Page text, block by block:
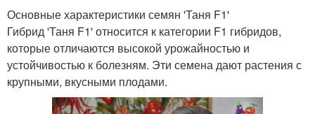
Основные характеристики семян 'Таня F1'
Гибрид 'Таня F1' относится к категории F1 гибридов,
которые отличаются высокой урожайностью и
устойчивостью к болезням. Эти семена дают растения с
крупными, вкусными плодами.